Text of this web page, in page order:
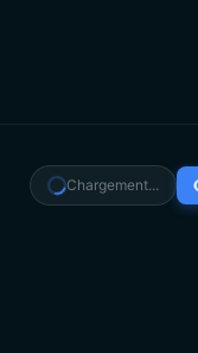
Chargement...